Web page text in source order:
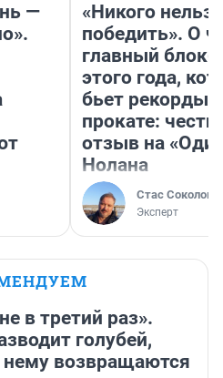
—
«Никого нельзя
победить». О
главный
этого года,
бьет рекорды в
прокате:
отзыв на
Нолана
Стас Соколов
Эксперт
в третий раз».
голубей,
нему возвращаются